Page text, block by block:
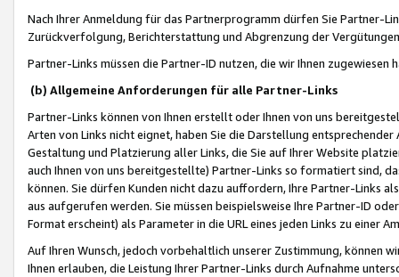
Nach Ihrer Anmeldung für das Partnerprogramm dürfen Sie Partner-
Zurückverfolgung, Berichterstattung und Abgrenzung der
Partner-Links müssen die Partner-ID nutzen, die wir Ihnen zugewiesen
(b) Allgemeine Anforderungen für alle Partner-Links
Partner-Links können von Ihnen erstellt oder Ihnen von uns
Arten von Links nicht eignet, haben Sie die Darstellung
Gestaltung und Platzierung aller Links, die Sie auf Ihrer Website
auch Ihnen von uns bereitgestellte) Partner-Links so formatiert sind,
können. Sie dürfen Kunden nicht dazu auffordern, Ihre Partner-Links
aus aufgerufen werden. Sie müssen beispielsweise Ihre Partner-ID
Format erscheint) als Parameter in die URL eines jeden Links zu einer
Auf Ihren Wunsch, jedoch vorbehaltlich unserer Zustimmung, können
Ihnen erlauben, die Leistung Ihrer Partner-Links durch Aufnahme